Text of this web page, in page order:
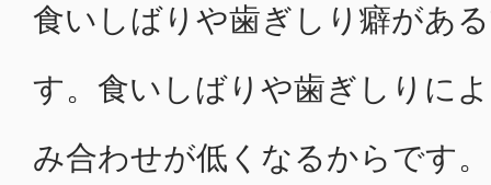
食いしばりや歯ぎしり癖があ
す。食いしばりや歯ぎしりに
み合わせが低くなるからです。